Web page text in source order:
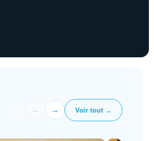
← → Voir tout →